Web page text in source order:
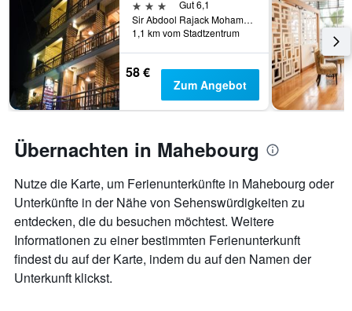
3 Sterne
Gut 6,1
Sir Abdool Rajack Mohammed Street, Mahebourg, Mauritius
1,1 km vom Stadtzentrum
58 €
Zum Angebot
Übernachten in Mahebourg
Nutze die Karte, um Ferienunterkünfte in Mahebourg oder
Unterkünfte in der Nähe von Sehenswürdigkeiten zu
entdecken, die du besuchen möchtest. Weitere
Informationen zu einer bestimmten Ferienunterkunft
findest du auf der Karte, indem du auf den Namen der
Unterkunft klickst.